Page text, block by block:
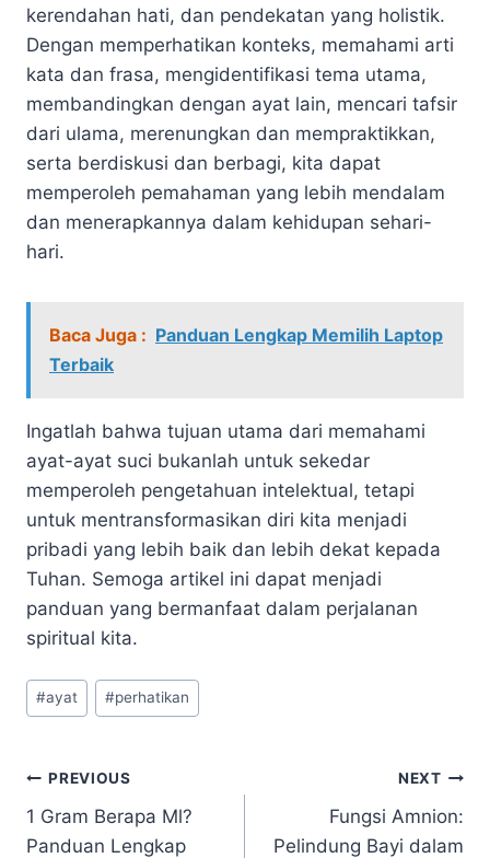
kerendahan hati, dan pendekatan yang holistik.
Dengan memperhatikan konteks, memahami arti
kata dan frasa, mengidentifikasi tema utama,
membandingkan dengan ayat lain, mencari tafsir
dari ulama, merenungkan dan mempraktikkan,
serta berdiskusi dan berbagi, kita dapat
memperoleh pemahaman yang lebih mendalam
dan menerapkannya dalam kehidupan sehari-
hari.
Baca Juga : Panduan Lengkap Memilih Laptop
Terbaik
Ingatlah bahwa tujuan utama dari memahami
ayat-ayat suci bukanlah untuk sekedar
memperoleh pengetahuan intelektual, tetapi
untuk mentransformasikan diri kita menjadi
pribadi yang lebih baik dan lebih dekat kepada
Tuhan. Semoga artikel ini dapat menjadi
panduan yang bermanfaat dalam perjalanan
spiritual kita.
Post
Tags:
#ayat #perhatikan
Navigasi
pos
PREVIOUS
1 Gram Berapa Ml?
Panduan Lengkap
NEXT
Fungsi Amnion:
Pelindung Bayi dalam